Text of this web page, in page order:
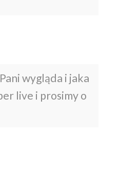
wygląda i jaka
live i prosimy o